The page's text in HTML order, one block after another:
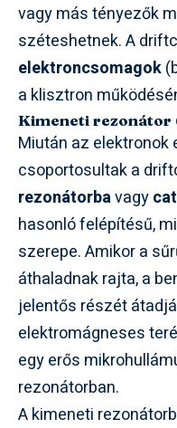
vagy más tényezők
széteshetnek. A
elektroncsomagok
a klisztron
Kimeneti rezonátor
Miután az elektronok
csoportosultak a
rezonátorbavagy
hasonló felépítésű,
szerepe. Amikor a
áthaladnak rajta, a
jelentős részét
elektromágneses
egy erős
rezonátorban.
A kimeneti